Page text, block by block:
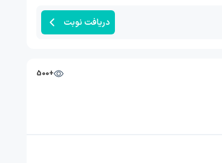
دریافت نوبت
+500